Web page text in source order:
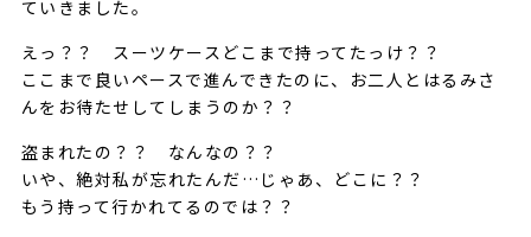
ていきました。
えっ？？ スーツケースどこまで持ってたっけ？？
ここまで良いペースで進んできたのに、お二人とはるみさ
んをお待たせしてしまうのか？？
盗まれたの？？ なんなの？？
いや、絶対私が忘れたんだ…じゃあ、どこに？？
もう持って行かれてるのでは？？